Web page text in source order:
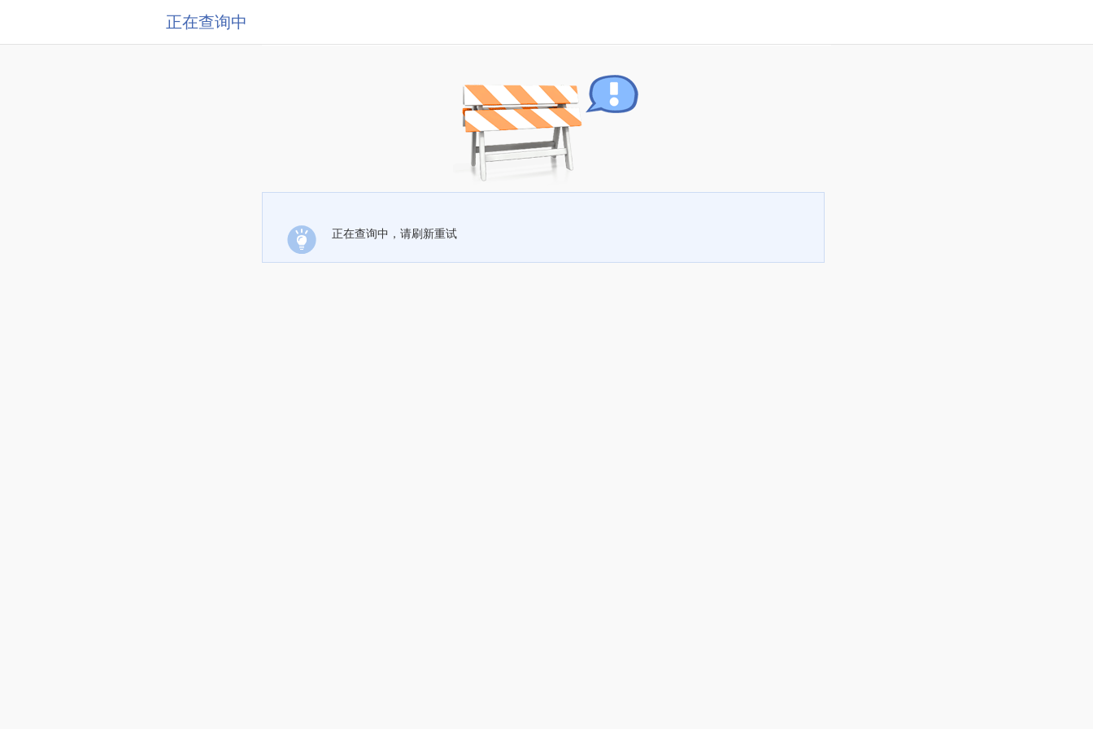
正在查询中
正在查询中，请刷新重试